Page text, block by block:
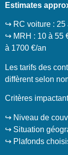
Estimates
↪️ RC voiture : 25
↪️ MRH : 10 à 55
à 1700 €/an
Les tarifs des
diffèrent selon
Critères
↪️ Niveau de
↪️ Situation
↪️ Plafonds